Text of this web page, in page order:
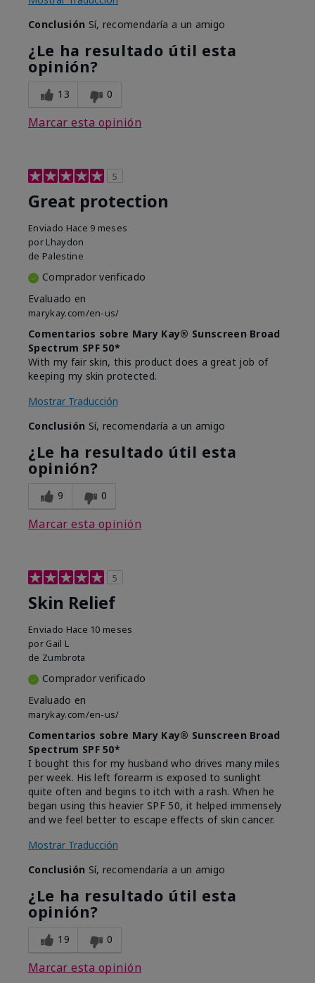
Conclusión Sí, recomendaría a un amigo
¿Le ha resultado útil esta
opinión?
13 0
Marcar esta opinión
5
Great protection
Enviado Hace 9 meses
por Lhaydon
de Palestine
Comprador verificado
Evaluado en
marykay.com/en-us/
Comentarios sobre Mary Kay® Sunscreen Broad
Spectrum SPF 50*
With my fair skin, this product does a great job of
keeping my skin protected.
Mostrar Traducción
Conclusión Sí, recomendaría a un amigo
¿Le ha resultado útil esta
opinión?
9 0
Marcar esta opinión
5
Skin Relief
Enviado Hace 10 meses
por Gail L
de Zumbrota
Comprador verificado
Evaluado en
marykay.com/en-us/
Comentarios sobre Mary Kay® Sunscreen Broad
Spectrum SPF 50*
I bought this for my husband who drives many miles
per week. His left forearm is exposed to sunlight
quite often and begins to itch with a rash. When he
began using this heavier SPF 50, it helped immensely
and we feel better to escape effects of skin cancer.
Mostrar Traducción
Conclusión Sí, recomendaría a un amigo
¿Le ha resultado útil esta
opinión?
19 0
Marcar esta opinión